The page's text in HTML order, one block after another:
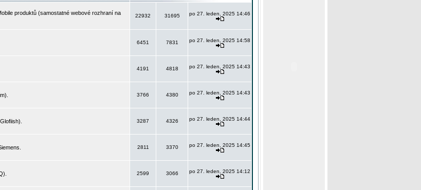
produktů (samostatné webové rozhraní na
22932 31695 po 27. leden, 2025 14:46
6451 7831 po 27. leden, 2025 14:58
4191 4818 po 27. leden, 2025 14:43
3766 4380 po 27. leden, 2025 14:43
3287 4326 po 27. leden, 2025 14:44
2811 3370 po 27. leden, 2025 14:45
2599 3066 po 27. leden, 2025 14:12